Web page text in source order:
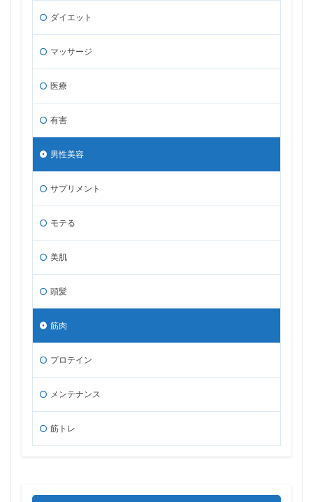
ダイエット
マッサージ
医療
有害
男性美容
サプリメント
モテる
美肌
頭髪
筋肉
プロテイン
メンテナンス
筋トレ